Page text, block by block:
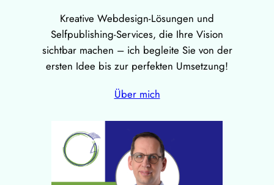
Kreative Webdesign-Lösungen und
Selfpublishing-Services, die Ihre Vision
sichtbar machen – ich begleite Sie von der
ersten Idee bis zur perfekten Umsetzung!
Über mich